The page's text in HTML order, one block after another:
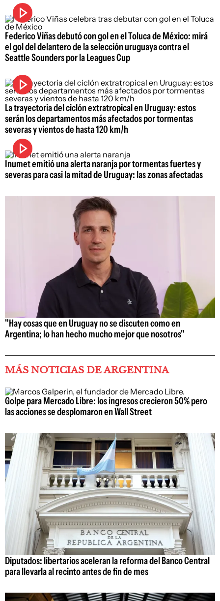
Federico Viñas debutó con gol en el Toluca de México: mirá
el gol del delantero de la selección uruguaya contra el
Seattle Sounders por la Leagues Cup
La trayectoria del ciclón extratropical en Uruguay: estos
serán los departamentos más afectados por tormentas
severas y vientos de hasta 120 km/h
Inumet emitió una alerta naranja por tormentas fuertes y
severas para casi la mitad de Uruguay: las zonas afectadas
"Hay cosas que en Uruguay no se discuten como en
Argentina; lo han hecho mucho mejor que nosotros"
MÁS NOTICIAS DE ARGENTINA
Golpe para Mercado Libre: los ingresos crecieron 50% pero
las acciones se desplomaron en Wall Street
Diputados: libertarios aceleran la reforma del Banco Central
para llevarla al recinto antes de fin de mes